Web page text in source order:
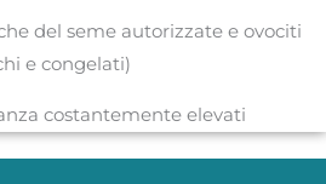
del seme autorizzate e ovociti
e congelati)
costantemente elevati